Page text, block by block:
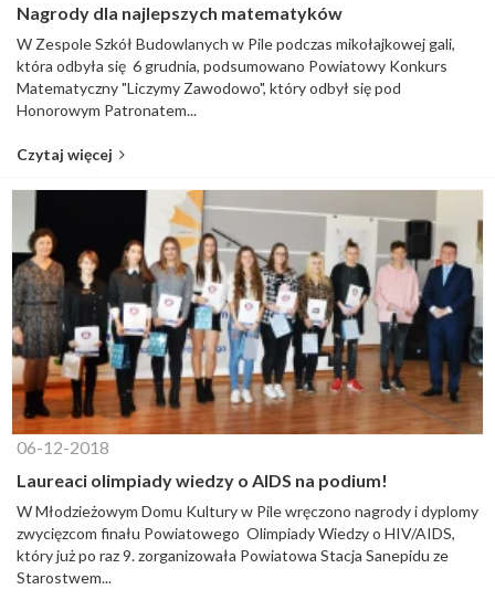
Nagrody dla najlepszych matematyków
W Zespole Szkół Budowlanych w Pile podczas mikołajkowej gali,
która odbyła się 6 grudnia, podsumowano Powiatowy Konkurs
Matematyczny "Liczymy Zawodowo", który odbył się pod
Honorowym Patronatem...
Czytaj więcej
06-12-2018
Laureaci olimpiady wiedzy o AIDS na podium!
W Młodzieżowym Domu Kultury w Pile wręczono nagrody i dyplomy
zwycięzcom finału Powiatowego Olimpiady Wiedzy o HIV/AIDS,
który już po raz 9. zorganizowała Powiatowa Stacja Sanepidu ze
Starostwem...